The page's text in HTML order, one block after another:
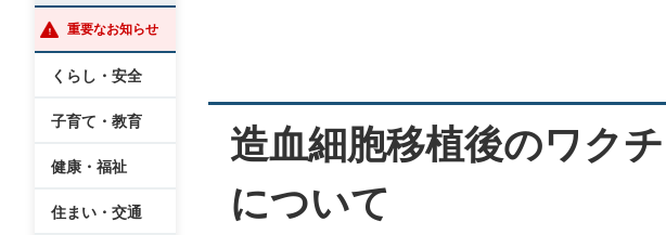
で
す
ば
し
重要なお知らせ
くらし・安全
子育て・教育
健康・福祉
住まい・交通
造血細胞移植後のワク
について